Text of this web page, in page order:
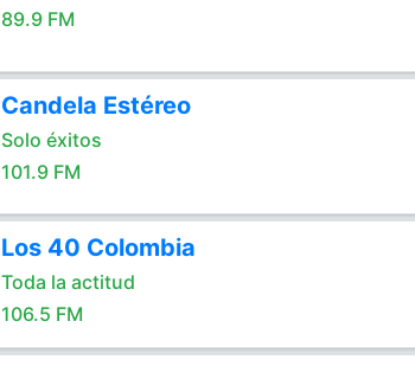
89.9 FM
Candela Estéreo
Solo éxitos
101.9 FM
Los 40 Colombia
Toda la actitud
106.5 FM